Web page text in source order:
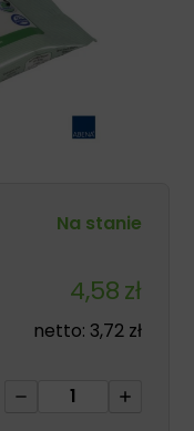
Na stanie
4,58zł
netto: 3,72 zł
ilość